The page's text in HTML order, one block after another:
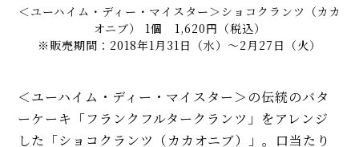
＜ユーハイム・ディー・マイスター＞ショコクランツ（カカ
オニブ） 1個 1,620円（税込）
※販売期間：2018年1月31日（水）～2月27日（火）
＜ユーハイム・ディー・マイスター＞の伝統のバタ
ーケーキ「フランクフルタークランツ」をアレンジ
した「ショコクランツ（カカオニブ）」。口当たり